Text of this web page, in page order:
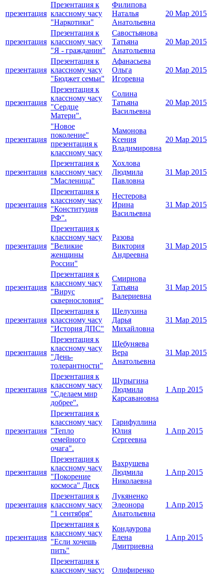
презентация
Презентация к
классному часу
"Наркотики"
Филипова
Наталья
Анатольевна
20 Мар 2015
презентация
Презентация к
классному часу
"Я - гражданин"
Савостьянова
Татьяна
Анатольевна
20 Мар 2015
презентация
Презентация к
классному часу
"Бюджет семьи"
Афанасьева
Ольга
Игоревна
20 Мар 2015
презентация
Презентация к
классному часу
"Сердце
Матери".
Солина
Татьяна
Васильевна
20 Мар 2015
презентация
"Новое
поколение"
презентация к
классному часу
Мамонова
Ксения
Владимировна
20 Мар 2015
презентация
Презентация к
классному часу
"Масленица"
Хохлова
Людмила
Павловна
31 Мар 2015
презентация
Презентация к
классному часу
"Конституция
РФ".
Нестерова
Ирина
Васильевна
31 Мар 2015
презентация
Презентация к
классному часу
"Великие
женщины
России"
Разова
Виктория
Андреевна
31 Мар 2015
презентация
Презентация к
классному часу
"Вирус
сквернословия"
Смирнова
Татьяна
Валериевна
31 Мар 2015
презентация
Презентация к
классному часу
"История ДПС"
Шелухина
Дарья
Михайловна
31 Мар 2015
презентация
Презентация к
классному часу
"День-
толерантности"
Щебуняева
Вера
Анатольевна
31 Мар 2015
презентация
Презентация к
классному часу
"Сделаем мир
добрее".
Шурыгина
Людмила
Карсавановна
1 Апр 2015
презентация
Презентация к
классному часу
"Тепло
семейного
очага".
Гарифуллина
Юлия
Сергеевна
1 Апр 2015
презентация
Презентация к
классному часу
"Покорение
космоса" Диск
Вахрушева
Людмила
Николаевна
1 Апр 2015
презентация
Презентация к
классному часу
"1 сентября"
Лукяненко
Элеонора
Анатольевна
1 Апр 2015
презентация
Презентация к
классному часу
"Если хочешь
пить"
Кондаурова
Елена
Дмитриевна
1 Апр 2015
Презентация к
классному часу:
Олифиренко